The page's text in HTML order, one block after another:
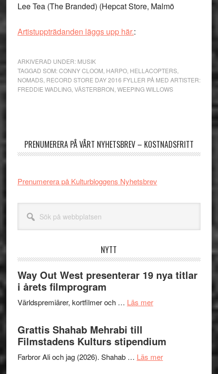
Lee Tea (The Branded) (Hepcat Store, Malmö
Artistuppträdanden läggs upp här.:
ARKIVERAD UNDER: MUSIK
TAGGAD SOM:CONNY CLOOM HARPO, HELLACOPTERS,
NOMADS, RECORD STORE DAY 2016 FYLLER PÅ MED ARTISTER:
FREDDIE WADLING, VÄSTERBRON WEEPING WILLOWS
PRENUMERERA PÅ VÅRT NYHETSBREV – KOSTNADSFRITT
Prenumerera på Kulturbloggens Nyhetsbrev
webbplatsen
NYTT
Way Out West presenterar 19 nya titlar
i årets filmprogram
Världspremiärer, kortfilmer och … Läs merom
presenterar
19
Grattis Shahab Mehrabi till
Filmstadens Kulturs stipendium
Farbror Ali och jag (2026). Shahab … Läs merom